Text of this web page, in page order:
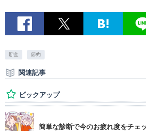
貯金 節約
関連記事
ピックアップ
簡単な診断で今のお疲れ度をチェ